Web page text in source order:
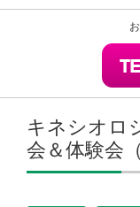
キネシオロ
会＆体験会